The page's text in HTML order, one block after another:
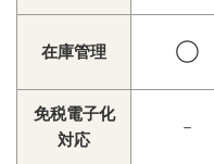
在庫管理 ◯
免税電子化
対応
－